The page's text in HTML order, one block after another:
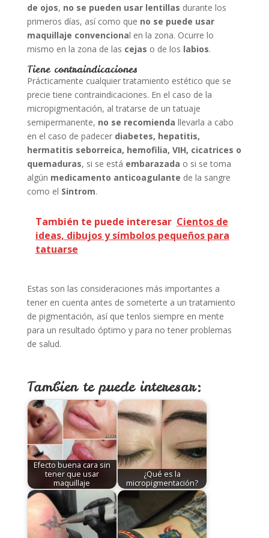
de ojos, no se pueden usar lentillas durante los
primeros días, así como que no se puede usar
maquillaje convencional en la zona. Ocurre lo
mismo en la zona de las cejas o de los labios.
Tiene contraindicaciones
Prácticamente cualquier tratamiento estético que se
precie tiene contraindicaciones. En el caso de la
micropigmentación, al tratarse de un tatuaje
semipermanente, no se recomienda llevarla a cabo
en el caso de padecer diabetes, hepatitis,
hermatitis seborreica, hemofilia, VIH, cicatrices o
quemaduras, si se está embarazada o si se toma
algún medicamento anticoagulante de la sangre
como el Sintrom.
También te puede interesar Cientos de
ideas, dibujos y símbolos pequeños para
tatuarse
Estas son las consideraciones más importantes a
tener en cuenta antes de someterte a un tratamiento
de pigmentación, así que tenlos siempre en mente
para un resultado óptimo y para no tener problemas
de salud.
Tambien te puede interesar:
Efecto buena cara sin
tener que usar
maquillaje
¿Qué es la
micropigmentación?